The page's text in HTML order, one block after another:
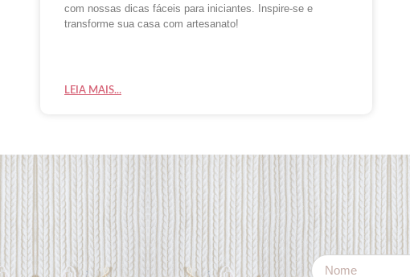
com nossas dicas fáceis para iniciantes. Inspire-se e
transforme sua casa com artesanato!
LEIA MAIS...